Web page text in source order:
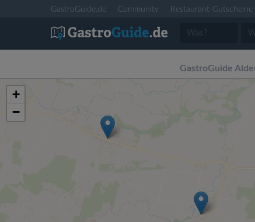
GastroGuide.de Community Restaurant-Gutscheine
GastroGuide
+
−